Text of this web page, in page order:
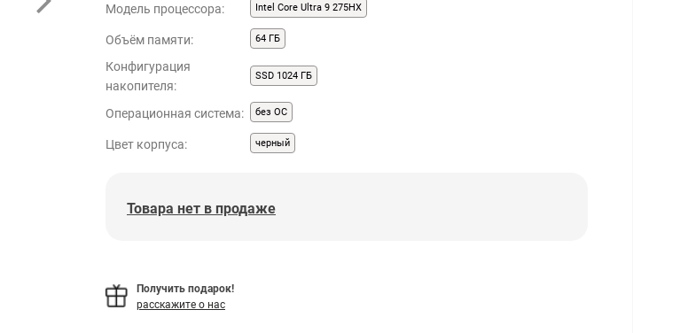
Модель процессора: Intel Core Ultra 9 275HX
Объём памяти: 64 ГБ
Конфигурация
накопителя:
SSD 1024 ГБ
Операционная система: без ОС
Цвет корпуса: черный
Товара нет в продаже
Получить подарок!
расскажите о нас